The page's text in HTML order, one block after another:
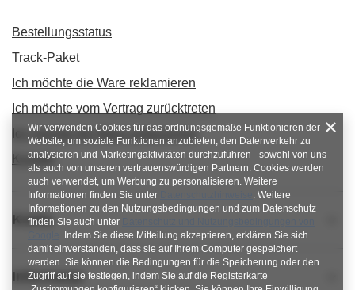
Bestellungsstatus
Track-Paket
Ich möchte die Ware reklamieren
Ich möchte vom Vertrag zurücktreten
Ich möchte die Ware umtauschen
Kontakt
Konto
Informacje
Wir verwenden Cookies für das ordnungsgemäße Funktionieren der
Website, um soziale Funktionen anzubieten, den Datenverkehr zu
analysieren und Marketingaktivitäten durchzuführen - sowohl von uns
als auch von unseren vertrauenswürdigen Partnern. Cookies werden
auch verwendet, um Werbung zu personalisieren. Weitere
Informationen finden Sie unter
. Weitere
Informationen zu den Nutzungsbedingungen und zum Datenschutz
finden Sie auch unter
. Indem Sie diese Mitteilung akzeptieren, erklären Sie sich
damit einverstanden, dass sie auf Ihrem Computer gespeichert
werden. Sie können die Bedingungen für die Speicherung oder den
Zugriff auf sie festlegen, indem Sie auf die Registerkarte